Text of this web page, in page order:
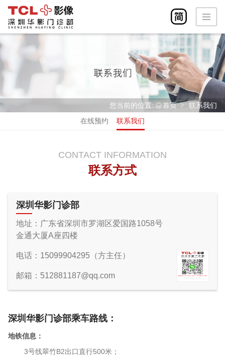
检查部位
在线预约
新闻动态
在线预约 联系我们
您当前的位置: 首页 联系我们
CONTACT INFORMATION
联系方式
深圳华影门诊部
地址：广东省深圳市罗湖区爱国路1058号
金通大厦A座四楼
电话：15099904295（方主任）
邮箱： 512881187@qq.com
深圳华影门诊部乘车路线：
地铁信息：
3号线翠竹B2出口直行500米；